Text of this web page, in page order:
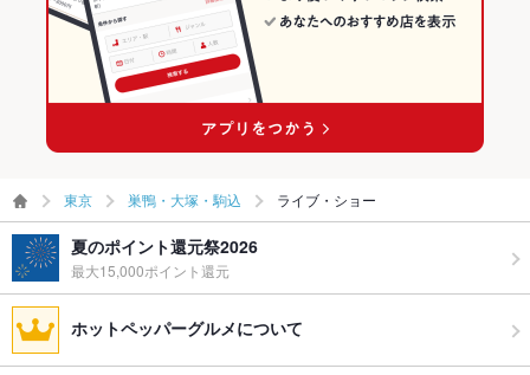
東京 巣鴨・大塚・駒込 ライブ・ショー
夏のポイント還元祭2026
最大15,000ポイント還元
ホットペッパーグルメについて